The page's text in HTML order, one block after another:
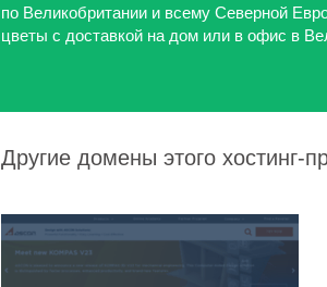
по Великобритании и всему Северной
цветы с доставкой на дом или в офис в
Другие домены этого хостинг-